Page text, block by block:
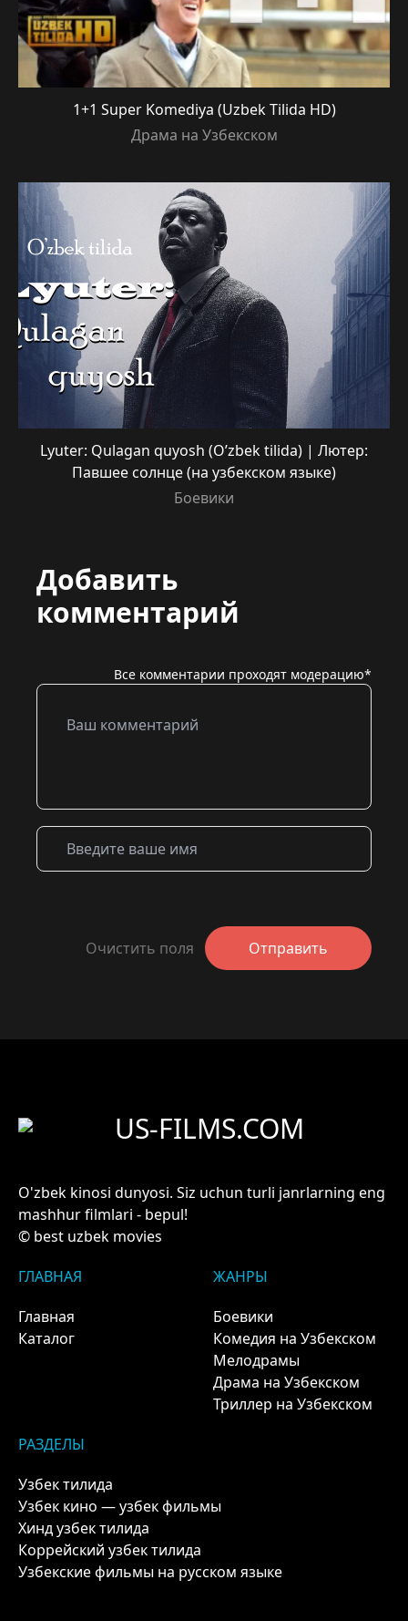
1+1 Super Komediya (Uzbek Tilida HD)
Драма на Узбекском
Lyuter: Qulagan quyosh (O’zbek tilida) | Лютер:
Павшее солнце (на узбекском языке)
Боевики
Добавить
комментарий
Все комментарии проходят модерацию*
Очистить поля Отправить
US-FILMS.COM
O'zbek kinosi dunyosi. Siz uchun turli janrlarning eng
mashhur filmlari - bepul!
© best uzbek movies
ГЛАВНАЯ
Главная
Каталог
ЖАНРЫ
Боевики
Комедия на Узбекском
Мелодрамы
Драма на Узбекском
Триллер на Узбекском
РАЗДЕЛЫ
Узбек тилида
Узбек кино — узбек фильмы
Хинд узбек тилида
Коррейский узбек тилида
Узбекские фильмы на русском языке